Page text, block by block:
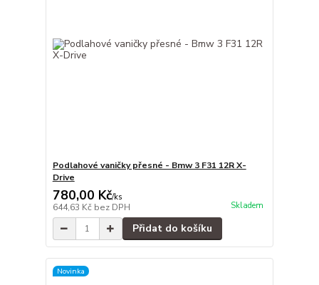
Podlahové vaničky přesné - Bmw 3 F31 12R X-
Drive
780,00 Kč/ks
644,63 Kč bez DPH Skladem
Přidat do košíku
Novinka